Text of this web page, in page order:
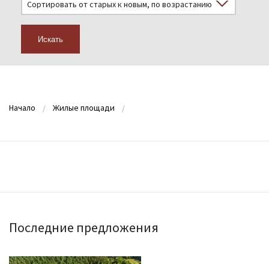
Искать
Начало Жилые площади
Последние предложения